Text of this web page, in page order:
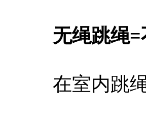
无绳跳绳
在室内跳